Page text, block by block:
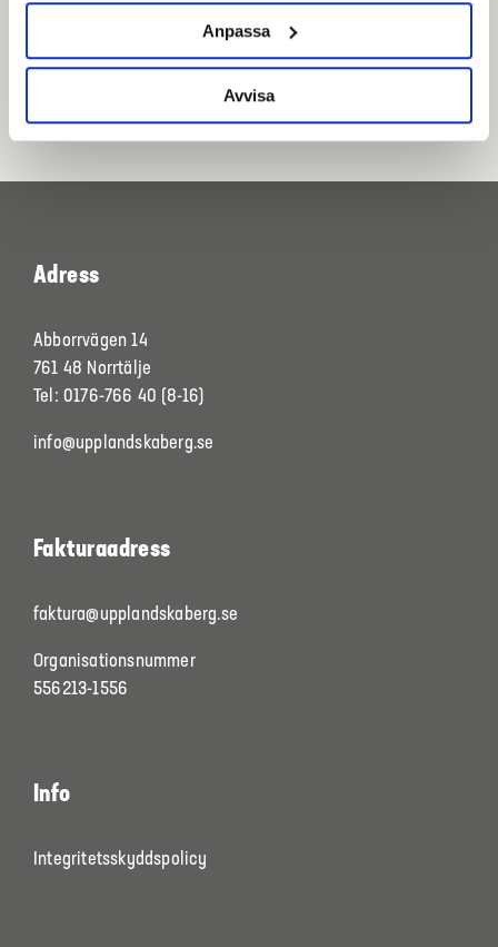
Anpassa
Avvisa
Adress
Abborrvägen 14
761 48 Norrtälje
Tel: 0176-766 40 (8-16)
info@upplandskaberg.se
Fakturaadress
faktura@upplandskaberg.se
Organisationsnummer
556213-1556
Info
Integritetsskyddspolicy